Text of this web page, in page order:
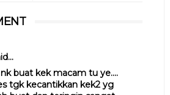
buat kek macam tu ye....
tgk kecantikkan kek2 yg